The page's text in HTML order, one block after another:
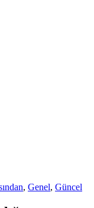
, Genel, Güncel